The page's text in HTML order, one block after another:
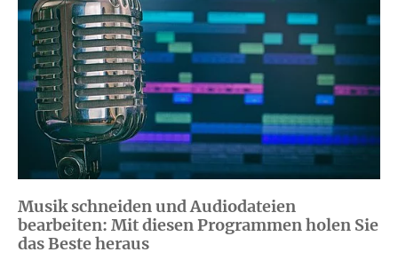
Musik schneiden und Audiodateien
bearbeiten: Mit diesen Programmen holen Sie
das Beste heraus